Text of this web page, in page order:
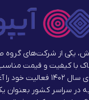
یکی از شرکت‌های
با کیفیت و قیمت مناسب
در سراسر کشور بعنوان